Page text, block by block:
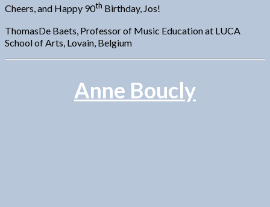
Cheers, and Happy 90th Birthday, Jos!
ThomasDe Baets, Professor of Music Education at LUCA
School of Arts, Lovain, Belgium
Anne Boucly